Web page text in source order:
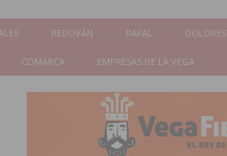
REDOVÁN RAFAL DOLORES
COMARCA EMPRESAS DE LA VEGA